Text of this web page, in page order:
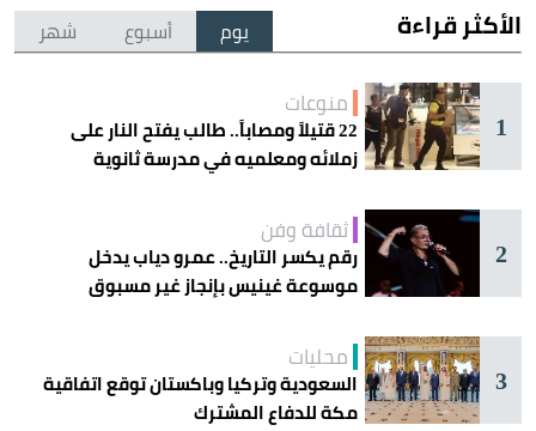
الأكثر قراءة يوم أسبوع شهر
1
منوعات
22 قتيلاً ومصاباً.. طالب يفتح النار على
زملائه ومعلميه في مدرسة ثانوية
2
ثقافة وفن
رقم يكسر التاريخ.. عمرو دياب يدخل
موسوعة غينيس بإنجاز غير مسبوق
3
محليات
السعودية وتركيا وباكستان توقع اتفاقية
مكة للدفاع المشترك